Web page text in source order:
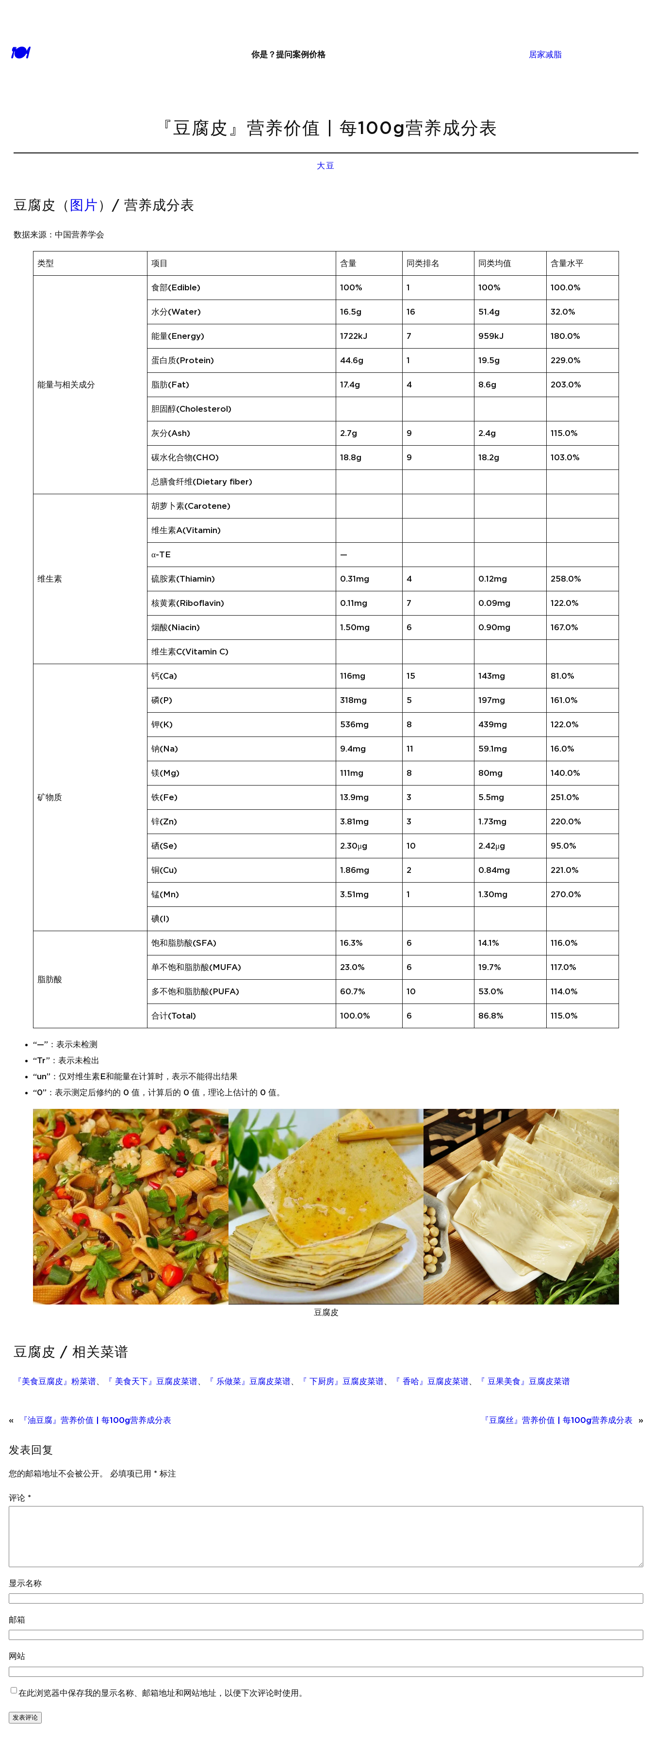
🍽 你是？ 提问案例价格 居家减脂
『豆腐皮』营养价值 | 每100g营养成分表
大豆
豆腐皮（ 图片 ）/ 营养成分表
数据来源：中国营养学会
类型 项目 含量 同类排名 同类均值 含量水平
能量与相关成分
食部(Edible) 100% 1 100% 100.0%
水分(Water) 16.5g 16 51.4g 32.0%
能量(Energy) 1722kJ 7 959kJ 180.0%
蛋白质(Protein) 44.6g 1 19.5g 229.0%
脂肪(Fat) 17.4g 4 8.6g 203.0%
胆固醇(Cholesterol)
灰分(Ash) 2.7g 9 2.4g 115.0%
碳水化合物(CHO) 18.8g 9 18.2g 103.0%
总膳食纤维(Dietary fiber)
维生素
胡萝卜素(Carotene)
维生素A(Vitamin)
α-TE —
硫胺素(Thiamin) 0.31mg 4 0.12mg 258.0%
核黄素(Riboflavin) 0.11mg 7 0.09mg 122.0%
烟酸(Niacin) 1.50mg 6 0.90mg 167.0%
维生素C(Vitamin C)
矿物质
钙(Ca) 116mg 15 143mg 81.0%
磷(P) 318mg 5 197mg 161.0%
钾(K) 536mg 8 439mg 122.0%
钠(Na) 9.4mg 11 59.1mg 16.0%
镁(Mg) 111mg 8 80mg 140.0%
铁(Fe) 13.9mg 3 5.5mg 251.0%
锌(Zn) 3.81mg 3 1.73mg 220.0%
硒(Se) 2.30μg 10 2.42μg 95.0%
铜(Cu) 1.86mg 2 0.84mg 221.0%
锰(Mn) 3.51mg 1 1.30mg 270.0%
碘(I)
脂肪酸
饱和脂肪酸(SFA) 16.3% 6 14.1% 116.0%
单不饱和脂肪酸(MUFA) 23.0% 6 19.7% 117.0%
多不饱和脂肪酸(PUFA) 60.7% 10 53.0% 114.0%
合计(Total) 100.0% 6 86.8% 115.0%
“—”：表示未检测
“Tr”：表示未检出
“un”：仅对维生素E和能量在计算时，表示不能得出结果
“0”：表示测定后修约的 0 值，计算后的 0 值，理论上估计的 0 值。
豆腐皮
豆腐皮 / 相关菜谱
『美食豆腐皮』粉菜谱、 『 美食天下』豆腐皮菜谱、 『 乐做菜』豆腐皮菜谱、 『 下厨房』豆腐皮菜谱、 『 香哈』豆腐皮菜谱、 『 豆果美食』豆腐皮菜谱
« 『油豆腐』营养价值 | 每100g营养成分表 『豆腐丝』营养价值 | 每100g营养成分表 »
发表回复
您的邮箱地址不会被公开。 必填项已用 * 标注
评论 *
显示名称
邮箱
网站
在此浏览器中保存我的显示名称、邮箱地址和网站地址，以便下次评论时使用。